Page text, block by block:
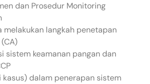
dan Prosedur Monitoring
melakukan langkah penetapan
sistem keamanan pangan dan
kasus) dalam penerapan sistem